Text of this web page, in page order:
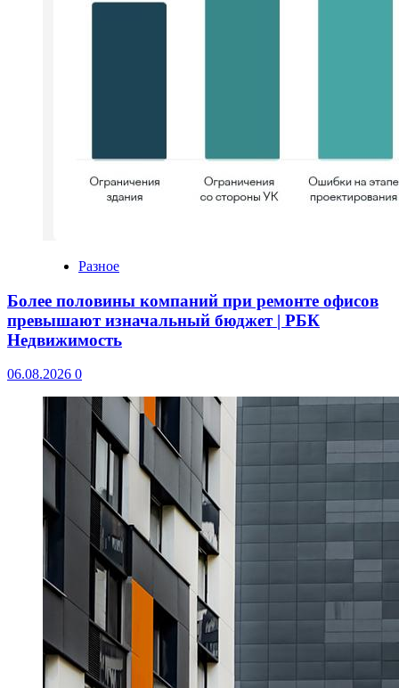
Разное
Более половины компаний при ремонте офисов
превышают изначальный бюджет | РБК
Недвижимость
06.08.2026 0